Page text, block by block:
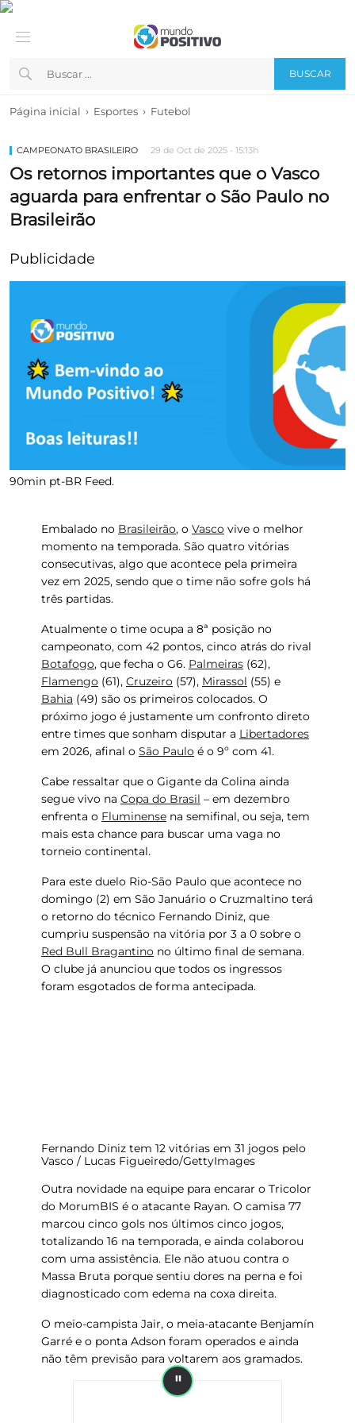
BUSCAR
Página inicial › Esportes › Futebol
CAMPEONATO BRASILEIRO 29 de Oct de 2025 - 15:13h
Os retornos importantes que o Vasco
aguarda para enfrentar o São Paulo no
Brasileirão
Publicidade
90min pt-BR Feed.
Embalado no Brasileirão, o Vasco vive o melhor
momento na temporada. São quatro vitórias
consecutivas, algo que acontece pela primeira
vez em 2025, sendo que o time não sofre gols há
três partidas.
Atualmente o time ocupa a 8ª posição no
campeonato, com 42 pontos, cinco atrás do rival
Botafogo, que fecha o G6. Palmeiras (62),
Flamengo (61), Cruzeiro (57), Mirassol (55) e
Bahia (49) são os primeiros colocados. O
próximo jogo é justamente um confronto direto
entre times que sonham disputar a Libertadores
em 2026, afinal o São Paulo é o 9º com 41.
Cabe ressaltar que o Gigante da Colina ainda
segue vivo na Copa do Brasil – em dezembro
enfrenta o Fluminense na semifinal, ou seja, tem
mais esta chance para buscar uma vaga no
torneio continental.
Para este duelo Rio-São Paulo que acontece no
domingo (2) em São Januário o Cruzmaltino terá
o retorno do técnico Fernando Diniz, que
cumpriu suspensão na vitória por 3 a 0 sobre o
Red Bull Bragantino no último final de semana.
O clube já anunciou que todos os ingressos
foram esgotados de forma antecipada.
Fernando Diniz tem 12 vitórias em 31 jogos pelo
Vasco / Lucas Figueiredo/GettyImages
Outra novidade na equipe para encarar o Tricolor
do MorumBIS é o atacante Rayan. O camisa 77
marcou cinco gols nos últimos cinco jogos,
totalizando 16 na temporada, e ainda colaborou
com uma assistência. Ele não atuou contra o
Massa Bruta porque sentiu dores na perna e foi
diagnosticado com edema na coxa direita.
O meio-campista Jair, o meia-atacante Benjamín
Garré e o ponta Adson foram operados e ainda
não têm previsão para voltarem aos gramados.